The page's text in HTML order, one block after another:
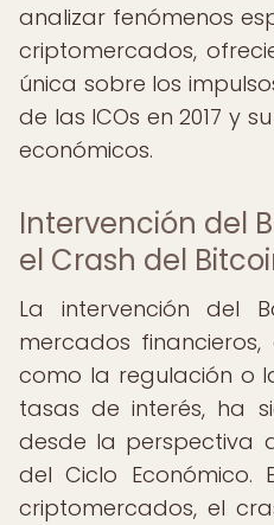
analizar fenómenos
criptomercados,
única sobre los
de las ICOs en 2017 y
económicos.
Intervención del
el Crash del
La intervención del
mercados
como la regulación o
tasas de interés, ha
desde la perspectiva
del Ciclo Económico.
criptomercados, el